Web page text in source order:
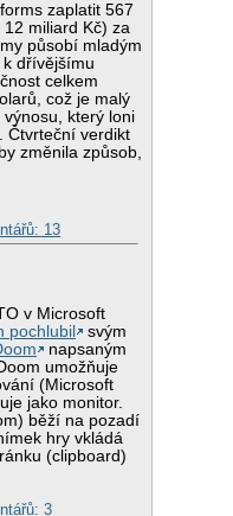
zaplatit 567
miliard Kč) za
působí mladým
dřívějšímu
celkem
což je malý
který loni
Čtvrteční verdikt
změnila způsob,
13
v Microsoft
pochlubil
svým
napsaným
umožňuje
(Microsoft
jako monitor.
běží na pozadí
hry vkládá
(clipboard)
3